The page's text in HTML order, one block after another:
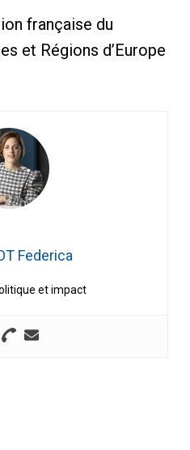
française du
et Régions d’Europe
Federica
et impact